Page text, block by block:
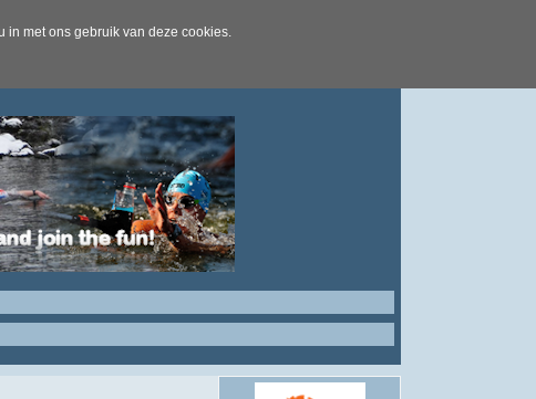
in met ons gebruik van deze cookies.